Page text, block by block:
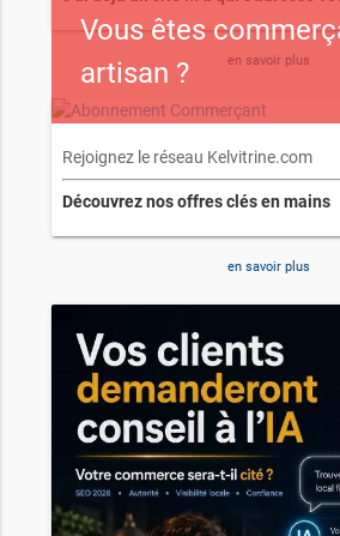
en savoir plus
Vous êtes
artisan ?
Rejoignez le réseau Kelvitrine.com
Découvrez nos offres clés en mains
en savoir plus